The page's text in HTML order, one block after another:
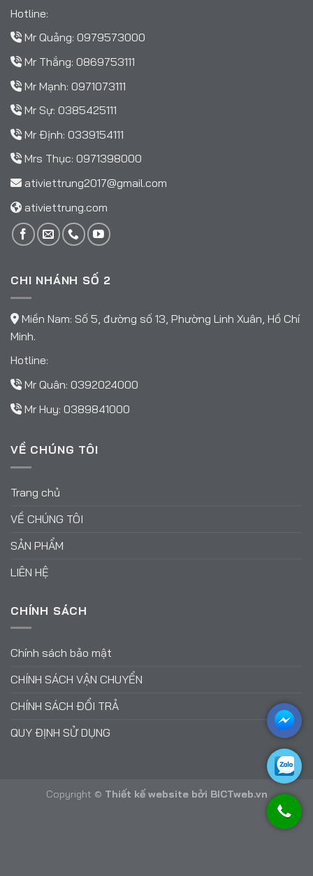
Hotline:
Mr Quảng: 0979573000
Mr Thắng: 0869753111
Mr Mạnh: 0971073111
Mr Sự: 0385425111
Mr Định: 0339154111
Mrs Thục: 0971398000
ativiettrung2017@gmail.com
ativiettrung.com
CHI NHÁNH SỐ 2
Miền Nam: Số 5, đường số 13, Phường Linh Xuân, Hồ Chí
Minh.
Hotline:
Mr Quân: 0392024000
Mr Huy: 0389841000
VỀ CHÚNG TÔI
Trang chủ
VỀ CHÚNG TÔI
SẢN PHẨM
LIÊN HỆ
CHÍNH SÁCH
Chính sách bảo mật
CHÍNH SÁCH VẬN CHUYỂN
CHÍNH SÁCH ĐỔI TRẢ
QUY ĐỊNH SỬ DỤNG
Copyright © Thiết kế websitebởi BICTweb.vn